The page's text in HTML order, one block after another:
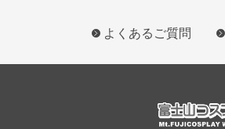
よくあるご質問